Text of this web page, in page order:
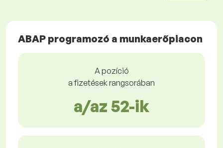
ABAP programozó a munkaerőpiacon
A pozíció
a fizetések rangsorában
a/az 52-ik